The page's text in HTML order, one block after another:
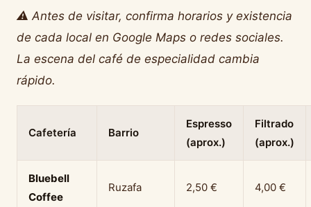
⚠️ Antes de visitar, confirma horarios y existencia
de cada local en Google Maps o redes sociales.
La escena del café de especialidad cambia
rápido.
Cafetería Barrio
Espresso
(aprox.)
Filtrado
(aprox.)
Bluebell
Coffee
Ruzafa 2,50 € 4,00 €